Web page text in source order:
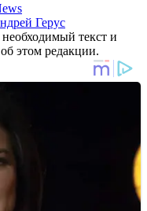
Герус
текст и
этом редакции.